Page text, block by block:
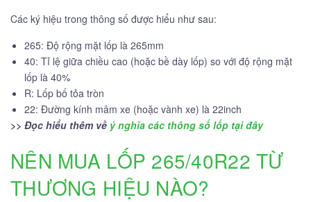
Các ký hiệu trong thông số được hiểu như sau:
265: Độ rộng mặt lốp là 265mm
40: Tỉ lệ giữa chiều cao (hoặc bề dày lốp) so với độ rộng mặt
lốp là 40%
R: Lốp bố tỏa tròn
22: Đường kính mâm xe (hoặc vành xe) là 22inch
>> Đọc hiểu thêm về ý nghĩa các thông số lốp tại đây
NÊN MUA LỐP 265/40R22 TỪ
THƯƠNG HIỆU NÀO?